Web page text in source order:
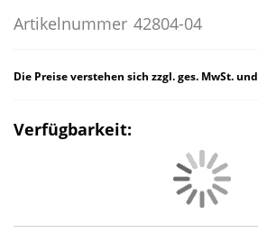
Artikelnummer 42804-04
Die Preise verstehen sich zzgl. ges. MwSt. und
Verfügbarkeit: